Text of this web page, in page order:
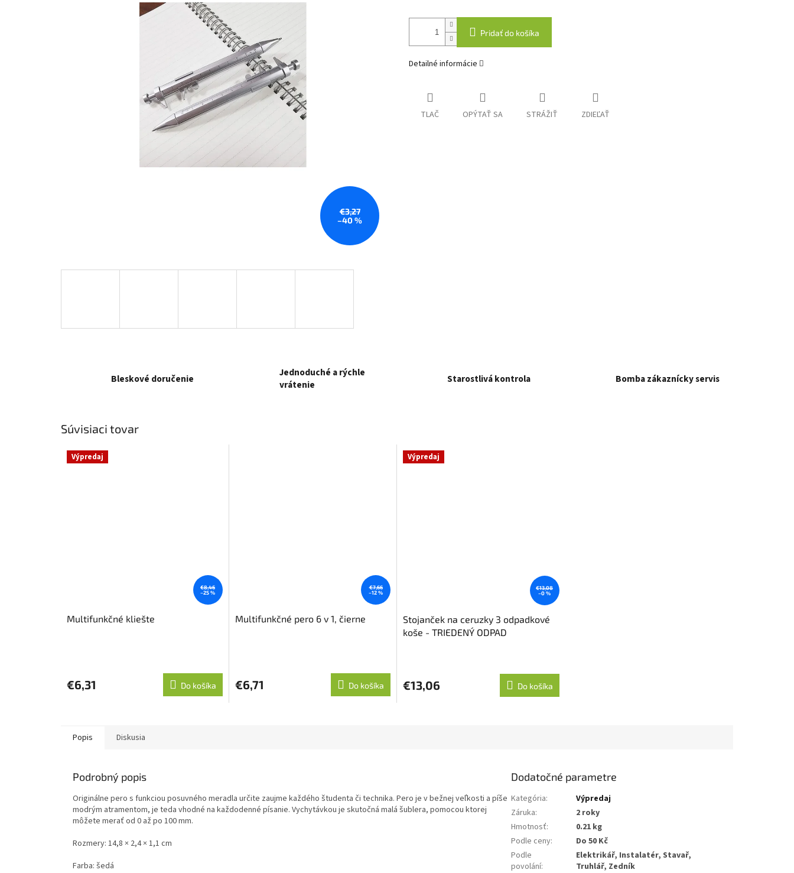
€3,27
–40 %
Pridať do košíka
Detailné informácie
TLAČ OPÝTAŤ SA STRÁŽIŤ ZDIEĽAŤ
Bleskové doručenie
Jednoduché a rýchle
vrátenie
Starostlivá kontrola Bomba zákaznícky servis
Súvisiaci tovar
Výpredaj
€8,46
–25 %
Multifunkčné kliešte
€6,31 Do košíka
€7,66
–12 %
Multifunkčné pero 6 v 1, čierne
€6,71 Do košíka
Výpredaj
€13,08
–0 %
Stojanček na ceruzky 3 odpadkové
koše - TRIEDENÝ ODPAD
€13,06 Do košíka
Popis Diskusia
Podrobný popis
Originálne pero s funkciou posuvného meradla určite zaujme každého študenta či technika. Pero je v bežnej veľkosti a píše
modrým atramentom, je teda vhodné na každodenné písanie. Vychytávkou je skutočná malá šublera, pomocou ktorej
môžete merať od 0 až po 100 mm.
Rozmery: 14,8 × 2,4 × 1,1 cm
Farba: šedá
Dodatočné parametre
Kategória:
Výpredaj
Záruka:
2 roky
Hmotnosť:
0.21 kg
Podle ceny:
Do 50 Kč
Podle
povolání:
Elektrikář, Instalatér, Stavař,
Truhlář, Zedník